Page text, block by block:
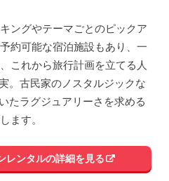
ングやテーマごとのピックア
約可能な宿泊施設もあり、一
これから旅行計画を立てる人
。古民家のノスタルジックな
たラグジュアリーさを求める
ます。
レンタルの詳細を見る